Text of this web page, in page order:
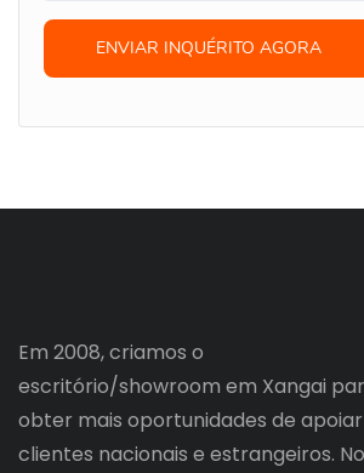
ENVIAR INQUÉRITO AGORA
Em 2008, criamos o
escritório/showroom em Xangai
obter mais oportunidades de apoiar
clientes nacionais e estrangeiros.